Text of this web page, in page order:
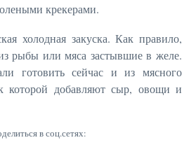
крекерами.
холодная закуска. Как правило,
рыбы или мяса застывшие в желе.
готовить сейчас и из мясного
добавляют сыр, овощи и
в соц.сетях: